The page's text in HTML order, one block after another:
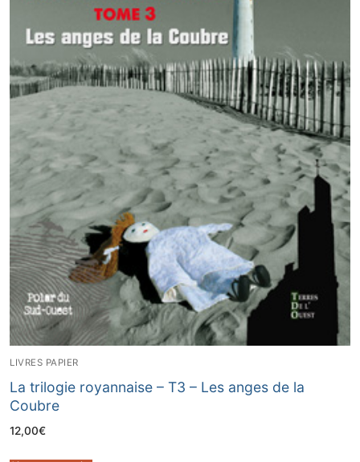
LIVRES PAPIER
La trilogie royannaise – T3 – Les anges de la
Coubre
12,00€